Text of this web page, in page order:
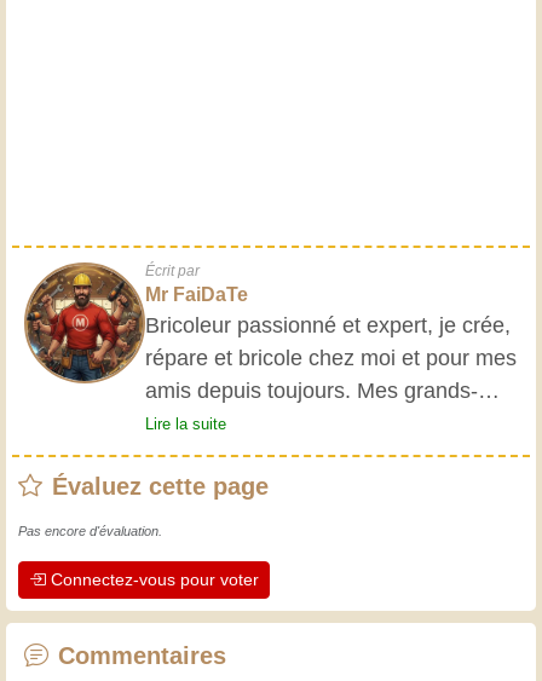
Écrit par
Mr FaiDaTe
Bricoleur passionné et expert, je crée,
répare et bricole chez moi et pour mes
amis depuis toujours. Mes grands-
parents m'ont initié très jeune, et
depuis, j'ai acquis une riche expérience.
L'expérience est essentielle ! Elle nous
professionnels. Apprenons ensemble ;
chaque jour est une occasion de
progresser. Amusez-vous bien !
Lire la suite
Évaluez cette page
Pas encore d'évaluation.
Connectez-vous pour voter
Commentaires